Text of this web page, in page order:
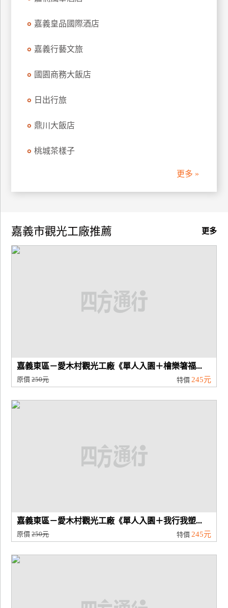
廠
劃
品
嘉義皇品國際酒店
嘉義行藝文旅
國園商務大飯店
日出行旅
鼎川大飯店
桃城茶樣子
更多 »
更多
嘉義市觀光工廠推薦
嘉義東區－愛木村觀光工廠《單人入園＋檜樂箸福...
原價250元 特價 245元
嘉義東區－愛木村觀光工廠《單人入園＋我行我塑...
原價250元 特價 245元